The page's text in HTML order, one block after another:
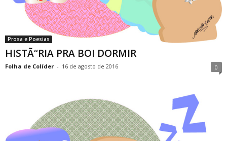
Prosa e Poesias
HISTÃ“RIA PRA BOI DORMIR
Folha de Colíder - 16 de agosto de 2016 0